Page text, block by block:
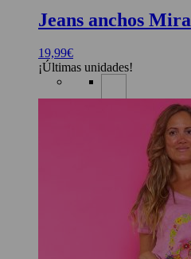
Jeans anchos Mira
19,99€
¡Últimas unidades!